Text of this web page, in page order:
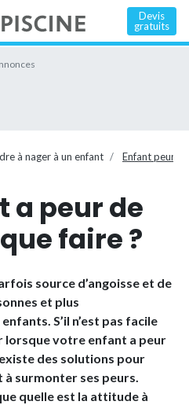
Devis
gratuits
à nager à un enfant Enfant peur
a peur de
faire ?
source d’angoisse et de
et plus
S’il n’est pas facile
lorsque votre enfant a peur
des solutions pour
à surmonter ses peurs.
quelle est la attitude à